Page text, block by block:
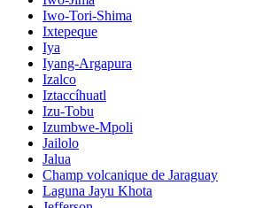
Iwo-Tori-Shima
Ixtepeque
Iya
Iyang-Argapura
Izalco
Iztaccíhuatl
Izu-Tobu
Izumbwe-Mpoli
Jailolo
Jalua
Champ volcanique de Jaraguay
Laguna Jayu Khota